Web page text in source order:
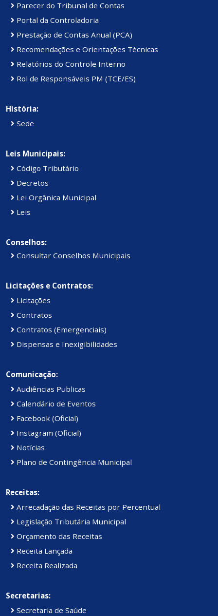
Parecer do Tribunal de Contas
Portal da Controladoria
Prestação de Contas Anual (PCA)
Recomendações e Orientações Técnicas
Relatórios do Controle Interno
Rol de Responsáveis PM (TCE/ES)
História:
Sede
Leis Municipais:
Código Tributário
Decretos
Lei Orgânica Municipal
Leis
Conselhos:
Consultar Conselhos Municipais
Licitações e Contratos:
Licitações
Contratos
Contratos (Emergenciais)
Dispensas e Inexigibilidades
Comunicação:
Audiências Publicas
Calendário de Eventos
Facebook (Oficial)
Instagram (Oficial)
Notícias
Plano de Contingência Municipal
Receitas:
Arrecadação das Receitas por Percentual
Legislação Tributária Municipal
Orçamento das Receitas
Receita Lançada
Receita Realizada
Secretarias:
Secretaria de Saúde